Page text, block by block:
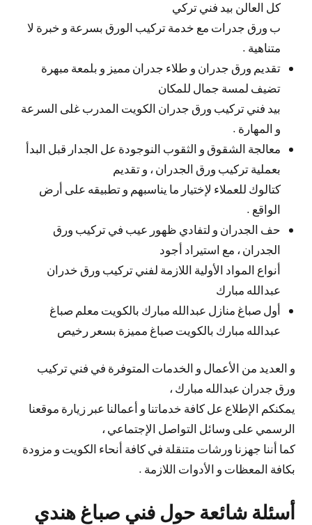
كل العالن بيد فني تركي
ب ورق جدرات مع خدمة تركيب الورق بسرعة و خبرة لا
متناهية .
تقديم ورق جدران و طلاء جدران مميز و بلمعة مبهرة
تضيف لمسة جمال للمكان
بيد فني تركيب ورق جدران الكويت المدرب غلى السرعة
و المهارة .
معالجة الشقوق و الثقوب النوجودة عل الجدار قبل البدأ
بعملية تركيب ورق الجدران ، و تقديم
كتالوك للعملاء لإختيار ما يناسبهم و تطبيقه على أرض
الواقع .
حف الجدران و لتفادي ظهور عيب في تركيب ورق
الجدران ، مع استيراد أجود
أنواع المواد الأولية اللازمة لفني تركيب ورق خدران
عبدالله مبارك
أول صباغ منازل عبدالله مبارك بالكويت معلم صباغ
عبدالله مبارك بالكويت صباغ مميزة بسعر رخيص
و العديد من الأعمال و الخدمات المتوفرة في فني تركيب
ورق جدران عبدالله مبارك ،
يمكنكم الإطلاع عل كافة خدماتنا و أعمالنا عبر زيارة موقعنا
الرسمي على وسائل التواصل الإجتماعي ،
كما أننا جهزنا ورشات متنقلة في كافة أنحاء الكويت و مزودة
بكافة المعظات و الأدوات اللازمة .
أسئلة شائعة حول فني صباغ هندي